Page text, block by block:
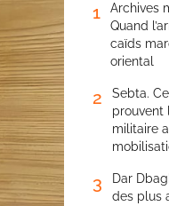
1
Archives
Quand
caïds
oriental
2
Sebta.
prouvent
militaire
3
Dar
des plus